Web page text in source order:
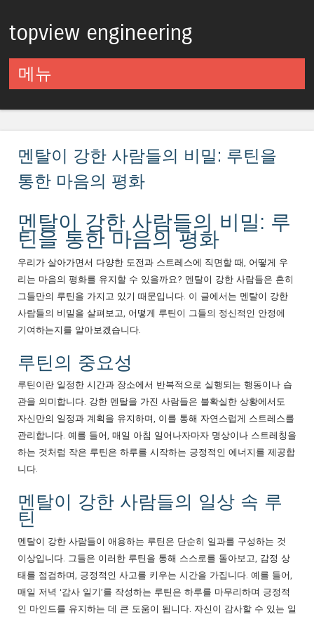
topview engineering
메뉴
멘탈이 강한 사람들의 비밀: 루틴을
통한 마음의 평화
멘탈이 강한 사람들의 비밀: 루
틴을 통한 마음의 평화
우리가 살아가면서 다양한 도전과 스트레스에 직면할 때, 어떻게 우
리는 마음의 평화를 유지할 수 있을까요? 멘탈이 강한 사람들은 흔히
그들만의 루틴을 가지고 있기 때문입니다. 이 글에서는 멘탈이 강한
사람들의 비밀을 살펴보고, 어떻게 루틴이 그들의 정신적인 안정에
기여하는지를 알아보겠습니다.
루틴의 중요성
루틴이란 일정한 시간과 장소에서 반복적으로 실행되는 행동이나 습
관을 의미합니다. 강한 멘탈을 가진 사람들은 불확실한 상황에서도
자신만의 일정과 계획을 유지하며, 이를 통해 자연스럽게 스트레스를
관리합니다. 예를 들어, 매일 아침 일어나자마자 명상이나 스트레칭을
하는 것처럼 작은 루틴은 하루를 시작하는 긍정적인 에너지를 제공합
니다.
멘탈이 강한 사람들의 일상 속 루
틴
멘탈이 강한 사람들이 애용하는 루틴은 단순히 일과를 구성하는 것
이상입니다. 그들은 이러한 루틴을 통해 스스로를 돌아보고, 감정 상
태를 점검하며, 긍정적인 사고를 키우는 시간을 가집니다. 예를 들어,
매일 저녁 ‘감사 일기’를 작성하는 루틴은 하루를 마무리하며 긍정적
인 마인드를 유지하는 데 큰 도움이 됩니다. 자신이 감사할 수 있는 일